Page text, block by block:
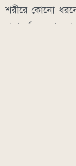
শরীরে কোনো
পরামর্শ নেওয়ার